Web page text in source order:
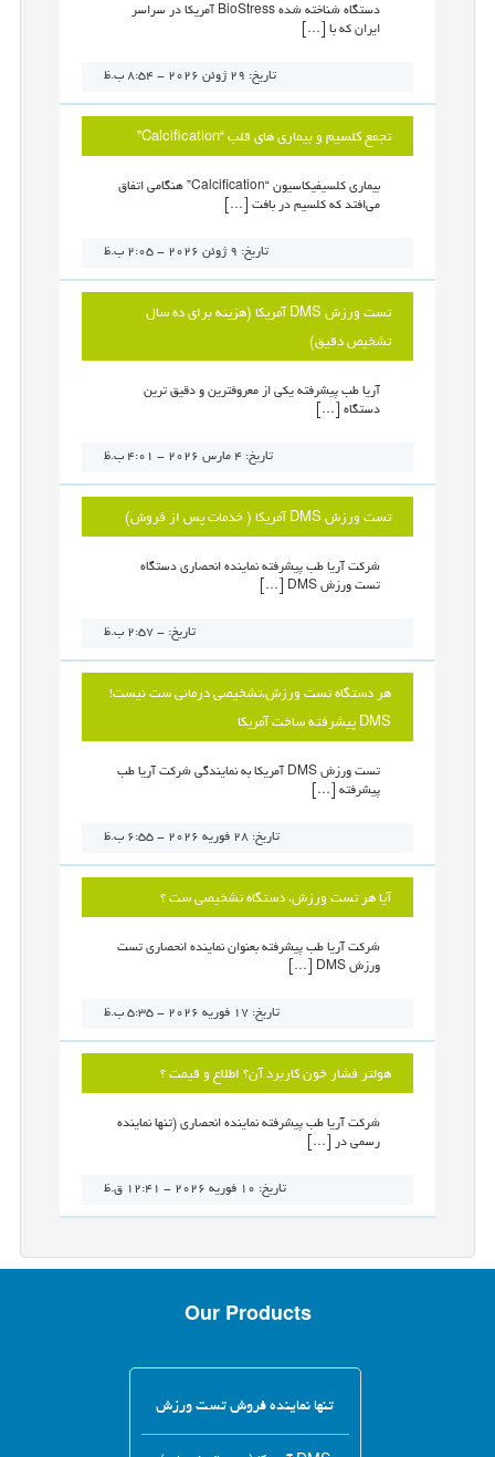
دستگاه شناخته شده BioStress آمریکا در سراسر
ایران که با […]
تاریخ: 29 ژوئن 2026 - 8:54 ب.ظ
تجمع کلسیم و بیماری های قلب “Calcification”
بیماری کلسیفیکاسیون “Calcification” هنگامی اتفاق
می‌افتد که کلسیم در بافت […]
تاریخ: 9 ژوئن 2026 - 2:05 ب.ظ
تست ورزش DMS آمریکا (هزینه برای ده سال
تشخیص دقیق)
آریا طب پیشرفته یکی از معروفترین و دقیق ترین
دستگاه […]
تاریخ: 4 مارس 2026 - 4:01 ب.ظ
تست ورزش DMS آمریکا ( خدمات پس از فروش)
شرکت آریا طب پیشرفته نماینده انحصاری دستگاه
تست ورزش DMS […]
تاریخ: - 2:57 ب.ظ
هر دستگاه تست ورزش،تشخیصی درمانی ست نیست!
DMS پیشرفته ساخت آمریکا
تست ورزش DMS آمریکا به نمایندگی شرکت آریا طب
پیشرفته […]
تاریخ: 28 فوریه 2026 - 6:55 ب.ظ
آیا هر تست ورزش، دستگاه تشخیصی ست ؟
شرکت آریا طب پیشرفته بعنوان نماینده انحصاری تست
ورزش DMS […]
تاریخ: 17 فوریه 2026 - 5:35 ب.ظ
هولتر فشار خون کاربرد آن؟ اطلاع و قیمت ؟
شرکت آریا طب پیشرفته نماینده انحصاری (تنها نماینده
رسمی در […]
تاریخ: 10 فوریه 2026 - 12:41 ق.ظ
Our Products
تنها نماینده فروش تست ورزش